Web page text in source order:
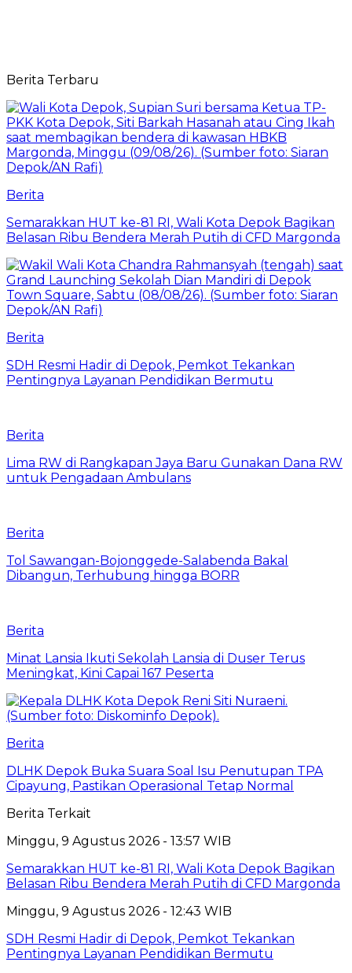
Berita Terbaru
Berita
Semarakkan HUT ke-81 RI, Wali Kota Depok Bagikan
Belasan Ribu Bendera Merah Putih di CFD Margonda
Berita
SDH Resmi Hadir di Depok, Pemkot Tekankan
Pentingnya Layanan Pendidikan Bermutu
Berita
Lima RW di Rangkapan Jaya Baru Gunakan Dana RW
untuk Pengadaan Ambulans
Berita
Tol Sawangan-Bojonggede-Salabenda Bakal
Dibangun, Terhubung hingga BORR
Berita
Minat Lansia Ikuti Sekolah Lansia di Duser Terus
Meningkat, Kini Capai 167 Peserta
Berita
DLHK Depok Buka Suara Soal Isu Penutupan TPA
Cipayung, Pastikan Operasional Tetap Normal
Berita Terkait
Minggu, 9 Agustus 2026 - 13:57 WIB
Semarakkan HUT ke-81 RI, Wali Kota Depok Bagikan
Belasan Ribu Bendera Merah Putih di CFD Margonda
Minggu, 9 Agustus 2026 - 12:43 WIB
SDH Resmi Hadir di Depok, Pemkot Tekankan
Pentingnya Layanan Pendidikan Bermutu